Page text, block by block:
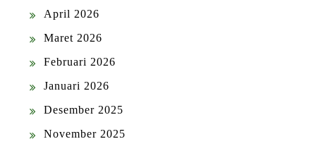
April 2026
Maret 2026
Februari 2026
Januari 2026
Desember 2025
November 2025